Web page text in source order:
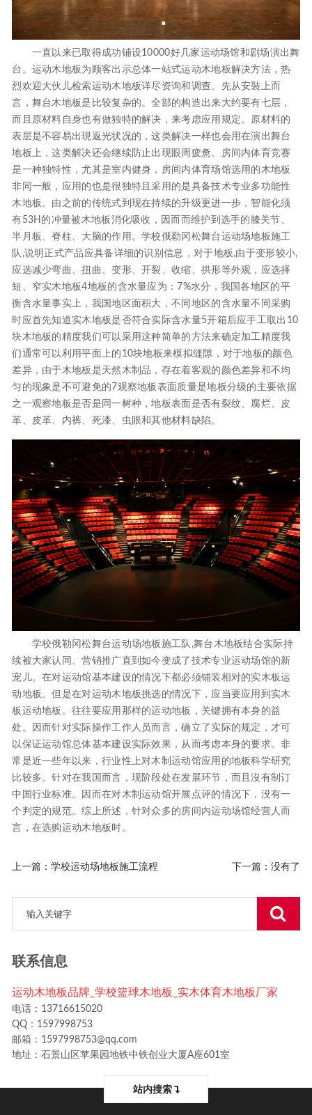
一直以来已取得成功铺设10000好几家运动场馆和剧场演出舞
台。运动木地板为顾客出示总体一站式运动木地板解决方法，热
烈欢迎大伙儿检索运动木地板详尽资询和调查。先从安裝上而
言，舞台木地板是比较复杂的。全部的构造出来大约要有七层，
而且原材料自身也有做独特的解决，来考虑应用规定。原材料的
表层是不容易出現返光状况的，这类解决一样也会用在演出舞台
地板上，这类解决还会继续防止出现眼周疲惫。房间内体育竞赛
是一种独特性，尤其是室内健身，房间内体育场馆选用的木地板
非同一般，应用的也是很独特且采用的是具备技术专业多功能性
木地板。由之前的传统式到现在持续的升级更进一步，智能化须
有53H的冲量被木地板消化吸收，因而而维护到选手的膝关节、
半月板、脊柱、大脑的作用。学校俄勒冈松舞台运动场地板施工
队,说明正式产品应具备详细的识别信息，对于地板,由于变形较小,
应选减少弯曲、扭曲、变形、开裂、收缩、拱形等外观，应选择
短、窄实木地板4地板的含水量应为：7%水分，我国各地区的平
衡含水量事实上，我国地区面积大，不同地区的含水量不同采购
时应首先知道实木地板是否符合实际含水量5开箱后应手工取出10
块木地板的精度我们可以采用这种简单的方法来确定加工精度我
们通常可以利用平面上的10块地板来模拟缝隙，对于地板的颜色
差异，由于木地板是天然木制品，存在着客观的颜色差异和不均
匀的现象是不可避免的7观察地板表面质量是地板分级的主要依据
之一观察地板是否是同一树种，地板表面是否有裂纹、腐烂、皮
革、皮革、内裤、死漆、虫眼和其他材料缺陷。
学校俄勒冈松舞台运动场地板施工队,舞台木地板结合实际持
续被大家认同、营销推广直到如今变成了技术专业运动场馆的新
宠儿。在对运动馆基本建设的情况下都必须铺装相对的实木板运
动地板。但是在对运动木地板挑选的情况下，应当要应用到实木
板运动地板。往往要应用那样的运动地板，关键拥有本身的益
处。因而针对实际操作工作人员而言，确立了实际的规定，才可
以保证运动馆总体基本建设实际效果，从而考虑本身的要求。非
常是近一些年以来，行业性上对木制运动馆应用的地板科学研究
比较多。针对在我国而言，现阶段处在发展环节，而且沒有制订
中国行业标准。因而在对木制运动馆开展点评的情况下，没有一
个判定的规范。综上所述，针对众多的房间内运动场馆经营人而
言，在选购运动木地板时。
上一篇：学校运动场地板施工流程 下一篇：没有了
联系信息
运动木地板品牌_学校篮球木地板_实木体育木地板厂家
电话：13716615020
QQ：1597998753
邮箱：1597998753@qq.com
地址：石景山区苹果园地铁中铁创业大厦A座601室
站内搜索